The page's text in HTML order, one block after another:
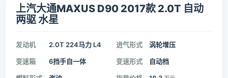
上汽大通MAXUS D90 2017款 2.0T 自动
两驱 水星
发动机 2.0T 224马力 L4 进气形式 涡轮增压
变速箱 6挡手自一体 变速形式 自动档